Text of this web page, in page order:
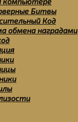
Битвы
Код
обмена наградами